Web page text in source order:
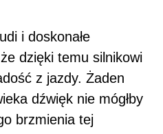
i doskonałe
dzięki temu silnikowi
z jazdy. Żaden
dźwięk nie mógłby
brzmienia tej